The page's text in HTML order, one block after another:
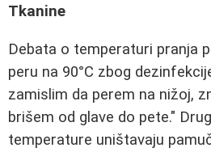
Tkanine
Debata o temperaturi pranja
peru na 90°C zbog
zamislim da perem na nižoj,
brišem od glave do pete."
temperature uništavaju